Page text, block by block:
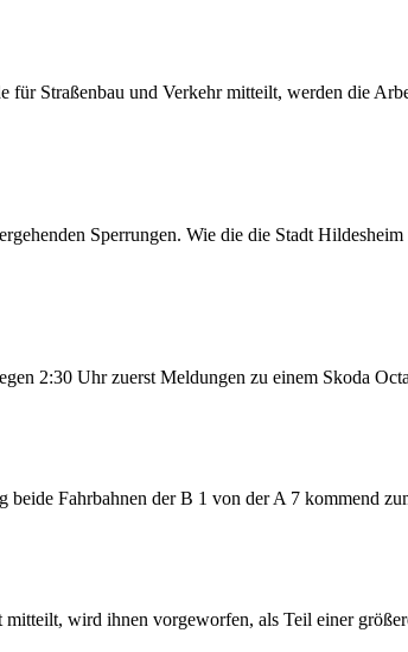
für Straßenbau und Verkehr mitteilt, werden die
Sperrungen. Wie die die Stadt
2:30 Uhr zuerst Meldungen zu einem Skoda
Fahrbahnen der B 1 von der A 7 kommend
wird ihnen vorgeworfen, als Teil einer